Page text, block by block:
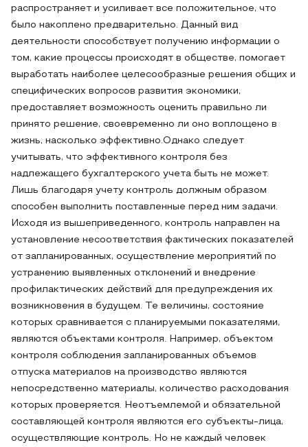
распространяет и усиливает все положительное, что
было накоплено предварительно. Данный вид
деятельности способствует получению информации о
том, какие процессы происходят в обществе, помогает
выработать наиболее целесообразные решения общих и
специфических вопросов развития экономики,
предоставляет возможность оценить правильно ли
принято решение, своевременно ли оно воплощено в
жизнь, насколько эффективно.Однако следует
учитывать, что эффективного контроля без
надлежащего бухгалтерского учета быть не может.
Лишь благодаря учету контроль должным образом
способен выполнить поставленные перед ним задачи.
Исходя из вышеприведенного, контроль направлен на
установление несоответствия фактических показателей
от запланированных, осуществление мероприятий по
устранению выявленных отклонений и внедрение
профилактических действий для предупреждения их
возникновения в будущем. Те величины, состояние
которых сравнивается с планируемыми показателями,
являются объектами контроля. Например, объектом
контроля соблюдения запланированных объемов
отпуска материалов на производство являются
непосредственно материалы, количество расходования
которых проверяется. Неотъемлемой и обязательной
составляющей контроля являются его субъекты-лица,
осуществляющие контроль. Но не каждый человек